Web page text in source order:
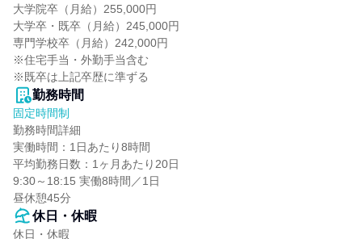
大学院卒（月給）255,000円
大学卒・既卒（月給）245,000円
専門学校卒（月給）242,000円
※住宅手当・外勤手当含む
※既卒は上記卒歴に準ずる
勤務時間
固定時間制
勤務時間詳細
実働時間：1日あたり8時間
平均勤務日数：1ヶ月あたり20日
9:30～18:15 実働8時間／1日
昼休憩45分
休日・休暇
休日・休暇